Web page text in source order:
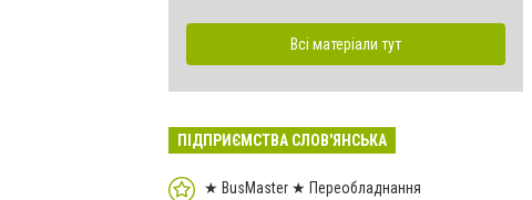
Всі матеріали тут
ПІДПРИЄМСТВА СЛОВ'ЯНСЬКА
★ BusMaster ★ Переобладнання